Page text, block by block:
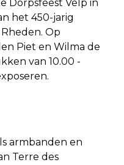
Dorpsfeest Velp in
het 450-jarig
Op
Piet en Wilma de
van 10.00 -
armbanden en
Terre des